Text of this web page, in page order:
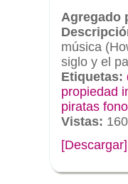
Agregado
música
siglo y el
Etiquetas:
propiedad
piratas
Vistas:
[Descargar]